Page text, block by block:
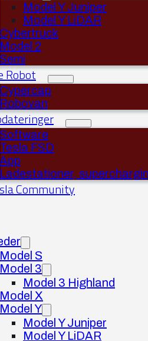
Model Y Juniper
Model Y LiDAR
Cybertruck
Model 2
Semi
Robot
Cypercap
Robovan
Software
Tesla FSD
App
Ladestationer,
Community
Model S
Model 3
Model 3 Highland
Model X
Model Y
Model Y Juniper
Model Y LiDAR